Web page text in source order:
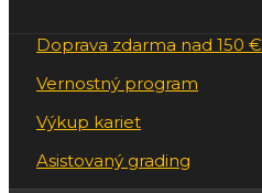
Doprava zdarma nad 150 €
Vernostný program
Výkup kariet
Asistovaný grading